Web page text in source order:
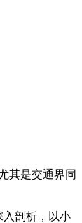
其是交通界同
剖析，以小